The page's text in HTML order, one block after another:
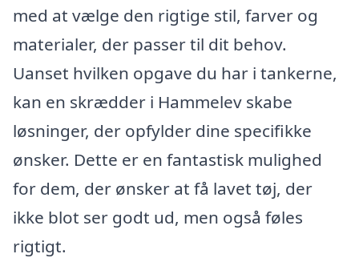
med at vælge den rigtige stil, farver og
materialer, der passer til dit behov.
Uanset hvilken opgave du har i tankerne,
kan en skrædder i Hammelev skabe
løsninger, der opfylder dine specifikke
ønsker. Dette er en fantastisk mulighed
for dem, der ønsker at få lavet tøj, der
ikke blot ser godt ud, men også føles
rigtigt.